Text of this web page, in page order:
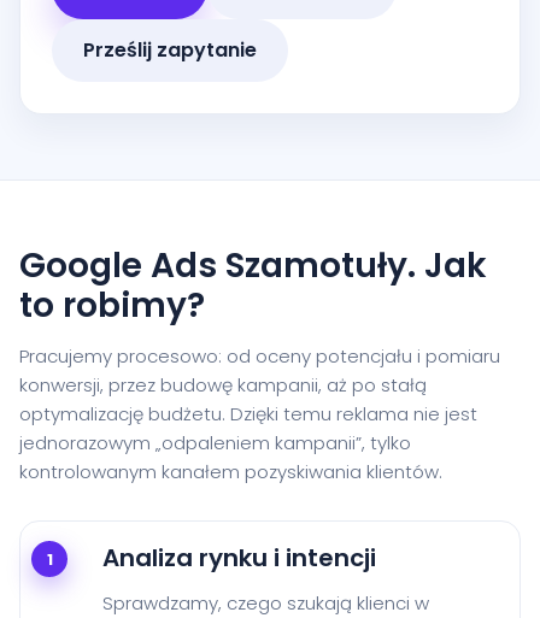
Prześlij zapytanie
Google Ads Szamotuły. Jak
to robimy?
Pracujemy procesowo: od oceny potencjału i pomiaru
konwersji, przez budowę kampanii, aż po stałą
optymalizację budżetu. Dzięki temu reklama nie jest
jednorazowym „odpaleniem kampanii”, tylko
kontrolowanym kanałem pozyskiwania klientów.
1 Analiza rynku i intencji
Sprawdzamy, czego szukają klienci w